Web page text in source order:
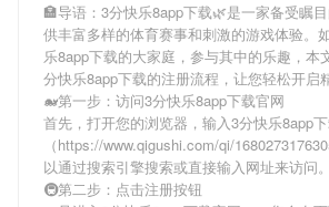
🏣导语： 3分快乐8app下载🌿是一家备受瞩
供丰富多样的体育赛事和刺激的游戏体验。
乐8app下载的大家庭，参与其中的乐趣，本
分快乐8app下载的注册流程，让您轻松开启
🐋第一步：访问3分快乐8app下载官网
首先，打开您的浏览器，输入3分快乐8app
（https://www.qigushi.com/qi/
以通过搜索引擎搜索或直接输入网址来访问。
🚇第二步：点击注册按钮